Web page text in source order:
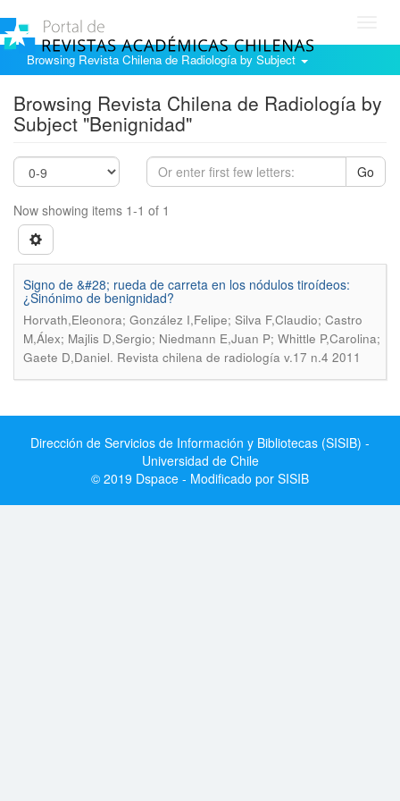
Browsing Revista Chilena de Radiología by Subject
Browsing Revista Chilena de Radiología by
Subject "Benignidad"
Go
Now showing items 1-1 of 1
Signo de &#28; rueda de carreta en los nódulos tiroídeos:
¿Sinónimo de benignidad?
Horvath,Eleonora; González I,Felipe; Silva F,Claudio; Castro
M,Álex; Majlis D,Sergio; Niedmann E,Juan P; Whittle P,Carolina;
Gaete D,Daniel. Revista chilena de radiología v.17 n.4 2011
Dirección de Servicios de Información y Bibliotecas (SISIB) -
Universidad de Chile
© 2019 Dspace - Modificado por SISIB